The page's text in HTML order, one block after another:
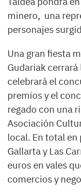
minero, una
personajes
Una gran fiesta
Gudariak
celebrará el
premios y el
regado con una
Asociación
local. En total
Gallarta y Las
euros en vales
comercios y